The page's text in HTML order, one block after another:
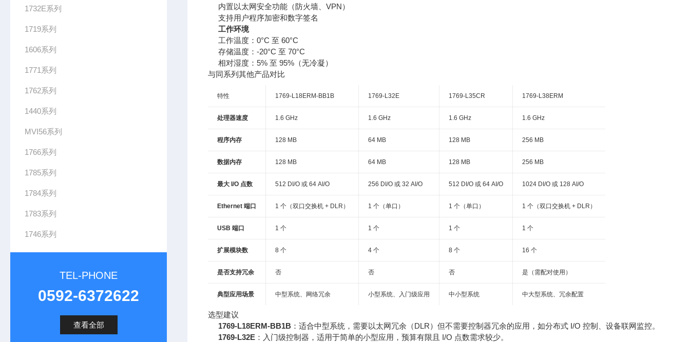
1732E系列
1719系列
1606系列
1771系列
1762系列
1440系列
MVI56系列
1766系列
1785系列
1784系列
1783系列
1746系列
TEL-PHONE
0592-6372622
查看全部
内置以太网安全功能（防火墙、VPN）
支持用户程序加密和数字签名
工作环境
工作温度：0°C 至 60°C
存储温度：-20°C 至 70°C
相对湿度：5% 至 95%（无冷凝）
与同系列其他产品对比
特性 1769-L18ERM-BB1B 1769-L32E 1769-L35CR 1769-L38ERM
处理器速度 1.6 GHz 1.6 GHz 1.6 GHz 1.6 GHz
程序内存 128 MB 64 MB 128 MB 256 MB
数据内存 128 MB 64 MB 128 MB 256 MB
最大 I/O 点数 512 DI/O 或 64 AI/O 256 DI/O 或 32 AI/O 512 DI/O 或 64 AI/O 1024 DI/O 或 128 AI/O
Ethernet 端口 1 个（双口交换机 + DLR） 1 个（单口） 1 个（单口） 1 个（双口交换机 + DLR）
USB 端口 1 个 1 个 1 个 1 个
扩展模块数 8 个 4 个 8 个 16 个
是否支持冗余 否 否 否 是（需配对使用）
典型应用场景 中型系统、网络冗余 小型系统、入门级应用 中小型系统 中大型系统、冗余配置
选型建议
1769-L18ERM-BB1B ：适合中型系统，需要以太网冗余（DLR）但不需要控制器冗余的应用，如分布式 I/O 控制、设备联网监控。
1769-L32E ：入门级控制器，适用于简单的小型应用，预算有限且 I/O 点数需求较少。